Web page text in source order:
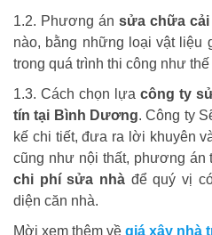
1.2. Phương án sửa chữa
nào, bằng những loại vật liệu
trong quá trình thi công như
1.3. Cách chọn lựa công ty
tín tại Bình Dương. Công ty
kế chi tiết, đưa ra lời khuyên
cũng như nội thất, phương
chi phí sửa nhà để quý vị
diện căn nhà.
Mời xem thêm về giá xây nhà